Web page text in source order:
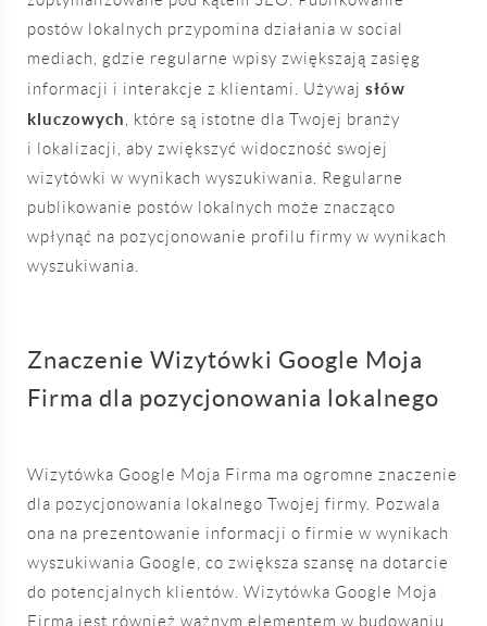
postów lokalnych przypomina działania w social
mediach, gdzie regularne wpisy zwiększają zasięg
informacji i interakcje z klientami. Używaj słów
kluczowych
, które są istotne dla Twojej branży
i lokalizacji, aby zwiększyć widoczność swojej
wizytówki w wynikach wyszukiwania. Regularne
publikowanie postów lokalnych może znacząco
wpłynąć na pozycjonowanie profilu firmy w wynikach
wyszukiwania.
Znaczenie Wizytówki Google Moja
Firma dla pozycjonowania lokalnego
Wizytówka Google Moja Firma ma ogromne znaczenie
dla pozycjonowania lokalnego Twojej firmy. Pozwala
ona na prezentowanie informacji o firmie w wynikach
wyszukiwania Google, co zwiększa szansę na dotarcie
do potencjalnych klientów. Wizytówka Google Moja
Firma jest również ważnym elementem w budowaniu